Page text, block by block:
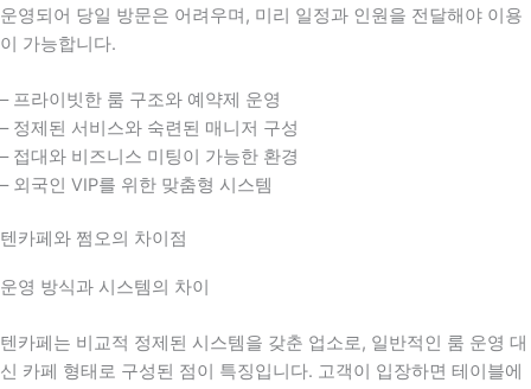
운영되어 당일 방문은 어려우며, 미리 일정과 인원을 전달해야 이용
이 가능합니다.
– 프라이빗한 룸 구조와 예약제 운영
– 정제된 서비스와 숙련된 매니저 구성
– 접대와 비즈니스 미팅이 가능한 환경
– 외국인 VIP를 위한 맞춤형 시스템
텐카페와 쩜오의 차이점
운영 방식과 시스템의 차이
텐카페는 비교적 정제된 시스템을 갖춘 업소로, 일반적인 룸 운영 대
신 카페 형태로 구성된 점이 특징입니다. 고객이 입장하면 테이블에